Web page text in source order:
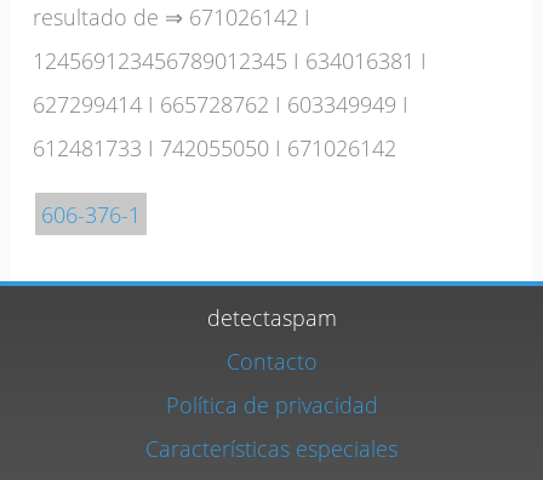
resultado de ⇒ 671026142 I
124569123456789012345 I 634016381 I
627299414 I 665728762 I 603349949 I
612481733 I 742055050 I 671026142
606-376-1
detectaspam
Contacto
Política de privacidad
Características especiales